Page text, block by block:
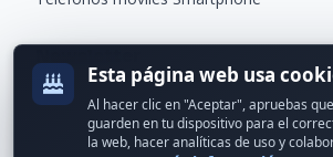
Recibe ofertas exclusivas y novedades.
Esta página web usa
Al hacer clic en "Aceptar", apruebas
guarden en tu dispositivo para el
la web, hacer analíticas de uso y